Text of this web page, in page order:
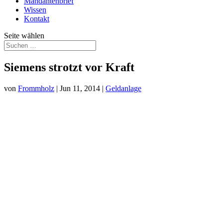
Wissen
Kontakt
Seite wählen
Siemens strotzt vor Kraft
von Frommholz | Jun 11, 2014 | Geldanlage